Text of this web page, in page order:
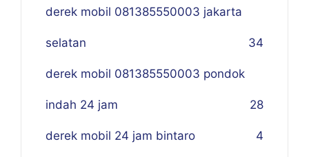
derek mobil 081385550003 jakarta
selatan 34
derek mobil 081385550003 pondok
indah 24 jam 28
derek mobil 24 jam bintaro 4